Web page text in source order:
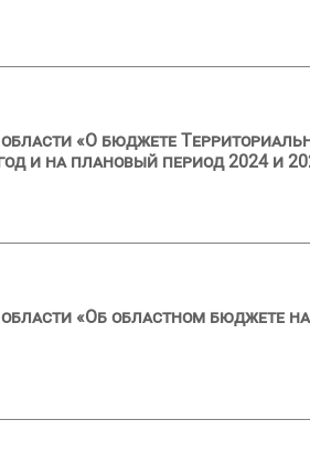
«О бюджете
и на плановый период 2024 и
«Об областном бюджете